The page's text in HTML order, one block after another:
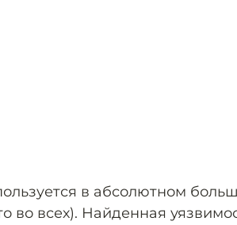
в абсолютном
во всех). Найденная